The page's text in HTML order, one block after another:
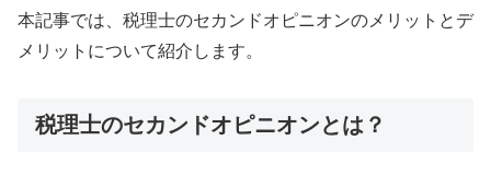
本記事では、税理士のセカンドオピニオンのメリットとデ
メリットについて紹介します。
税理士のセカンドオピニオンとは？